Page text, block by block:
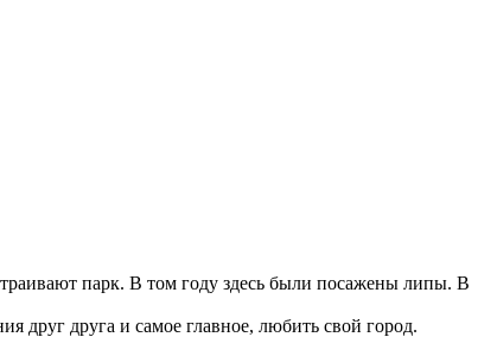
парк. В том году здесь были посажены липы. В
друг друга и самое главное, любить свой город.